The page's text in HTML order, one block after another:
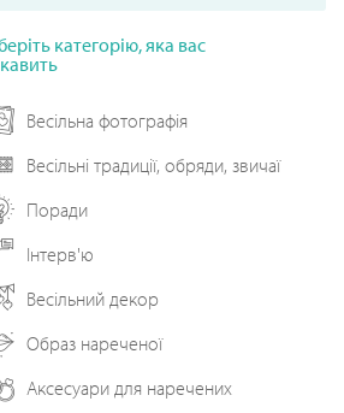
категорію, яка вас
Весільна фотографія
Весільні традиції, обряди, звичаї
Поради
Інтерв'ю
Весільний декор
Образ нареченої
Аксесуари для наречених